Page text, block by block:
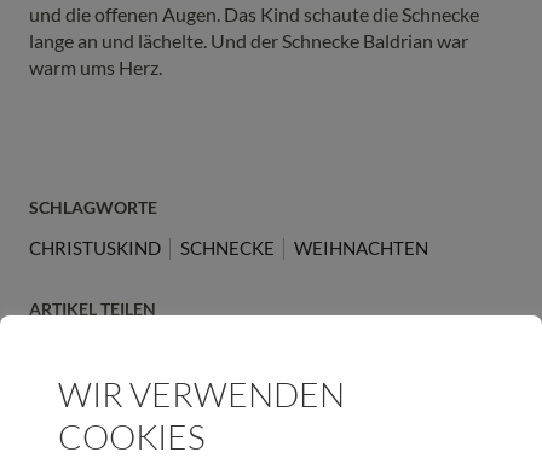
und die offenen Augen. Das Kind schaute die Schnecke
lange an und lächelte. Und der Schnecke Baldrian war
warm ums Herz.
SCHLAGWORTE
CHRISTUSKIND SCHNECKE WEIHNACHTEN
ARTIKEL TEILEN
WIR VERWENDEN
COOKIES